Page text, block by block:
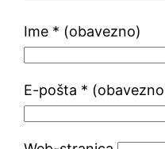
Ime * (obavezno)
E-pošta *